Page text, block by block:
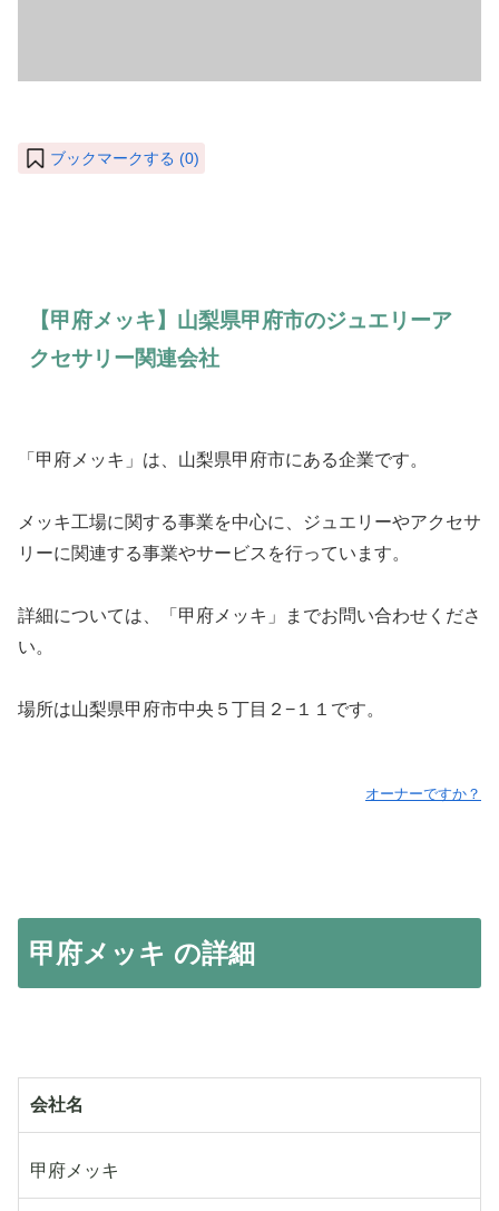
ブックマークする (0)
【甲府メッキ】山梨県甲府市のジュエリーア
クセサリー関連会社
「甲府メッキ」は、山梨県甲府市にある企業です。
メッキ工場に関する事業を中心に、ジュエリーやアクセサ
リーに関連する事業やサービスを行っています。
詳細については、「甲府メッキ」までお問い合わせくださ
い。
場所は山梨県甲府市中央５丁目２−１１です。
オーナーですか？
甲府メッキ の詳細
会社名
甲府メッキ